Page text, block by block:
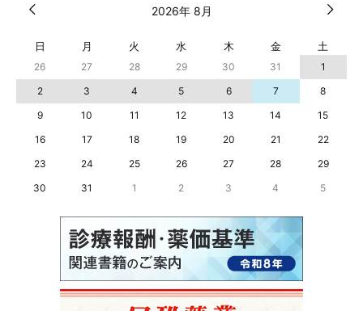
2026年 8月
日 月 火 水 木 金 土
26 27 28 29 30 31
1
2
3 4 5 6 7
8
9
10 11 12 13 14
15
16
17 18 19 20 21
22
23
24 25 26 27 28
29
30
31 1 2 3 4 5